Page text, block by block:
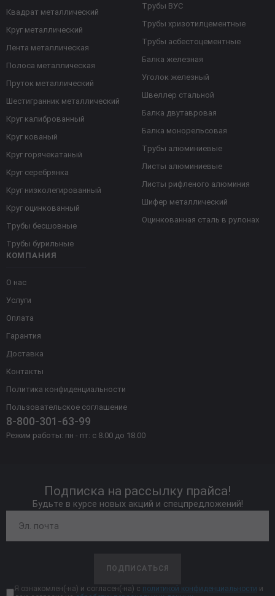
КОМПАНИЯ
О нас
Услуги
Оплата
Гарантия
Доставка
Контакты
Политика конфиденциальности
Пользовательское соглашение
8-800-301-63-99
Режим работы: пн - пт: с 8.00 до 18.00
Квадрат металлический
Круг металлический
Лента металлическая
Полоса металлическая
Пруток металлический
Шестигранник металлический
Круг калиброванный
Круг кованый
Круг горячекатаный
Круг серебрянка
Круг низколегированный
Круг оцинкованный
Трубы бесшовные
Трубы бурильные
Трубы ВУС
Трубы хризотилцементные
Трубы асбестоцементные
Балка железная
Уголок железный
Швеллер стальной
Балка двутавровая
Балка монорельсовая
Трубы алюминиевые
Листы алюминиевые
Листы рифленого алюминия
Шифер металлический
Оцинкованная сталь в рулонах
Подписка на рассылку прайса!
Будьте в курсе новых акций и спецпредложений!
ПОДПИСАТЬСЯ
Я ознакомлен(-на) и согласен(-на) с политикой конфиденциальности и